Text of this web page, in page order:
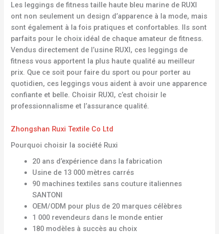
Les leggings de fitness taille haute bleu marine de RUXI
ont non seulement un design d’apparence à la mode, mais
sont également à la fois pratiques et confortables. Ils sont
parfaits pour le choix idéal de chaque amateur de fitness.
Vendus directement de l’usine RUXI, ces leggings de
fitness vous apportent la plus haute qualité au meilleur
prix. Que ce soit pour faire du sport ou pour porter au
quotidien, ces leggings vous aident à avoir une apparence
confiante et belle. Choisir RUXI, c’est choisir le
professionnalisme et l’assurance qualité.
Zhongshan Ruxi Textile Co Ltd
Pourquoi choisir la société Ruxi
20 ans d’expérience dans la fabrication
Usine de 13 000 mètres carrés
90 machines textiles sans couture italiennes
SANTONI
OEM/ODM pour plus de 20 marques célèbres
1 000 revendeurs dans le monde entier
180 modèles à succès au choix